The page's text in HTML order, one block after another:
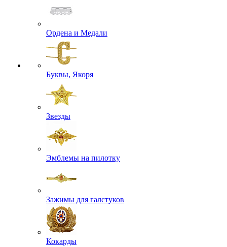
Ордена и Медали
Буквы, Якоря
Звезды
Эмблемы на пилотку
Зажимы для галстуков
Кокарды